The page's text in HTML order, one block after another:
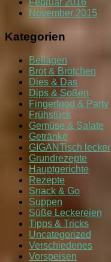
Februar 2016
November 2015
Kategorien
Beilagen
Brot & Brötchen
Dies & Das
Dips & Soßen
Fingerfood & Party
Frühstück
Gemüse & Salate
Getränke
GIGANTisch lecker
Grundrezepte
Hauptgerichte
Rezepte
Snack & Go
Suppen
Süße Leckereien
Tipps & Tricks
Uncategorized
Verschiedenes
Vorspeisen